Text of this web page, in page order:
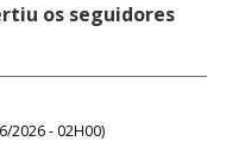
os seguidores
2026 - 02H00)